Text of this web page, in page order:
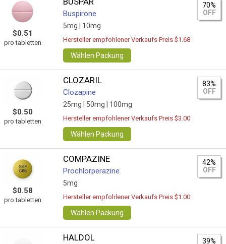
$0.51
pro tabletten
Buspirone
5mg | 10mg
70%
OFF
Hersteller empfohlener Verkaufs Preis $1.68
Wählen Packung
$0.50
pro tabletten
CLOZARIL
Clozapine
25mg | 50mg | 100mg
83%
OFF
Hersteller empfohlener Verkaufs Preis $3.00
Wählen Packung
$0.58
pro tabletten
COMPAZINE
Prochlorperazine
5mg
42%
OFF
Hersteller empfohlener Verkaufs Preis $1.00
Wählen Packung
HALDOL 39%